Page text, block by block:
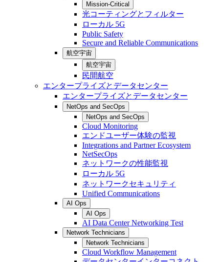
Mission-Critical
光コーティングとフィルター
ローカル 5G
Public Safety
Secure and Reliable Communications
航空宇宙
航空宇宙
民間航空
エンタープライズとデータセンター
エンタープライズとデータセンター
NetOps and SecOps
NetOps and SecOps
Cloud Monitoring
エンドユーザー体験の監視
Integrations and Partner Ecosystem
NetSecOps
ネットワークの性能監視
ローカル 5G
ネットワークセキュリティ
Unified Communications
AI Ops
AI Ops
AI Data Center Networking Test
Network Technicians
Network Technicians
Cloud Workflow Management